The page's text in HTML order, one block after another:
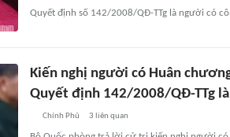
Quyết định số 142/2008/QĐ-TTg là người có
Kiến nghị người có Huân
Quyết định 142/2008/QĐ-TTg
Chính Phủ 3 liên quan